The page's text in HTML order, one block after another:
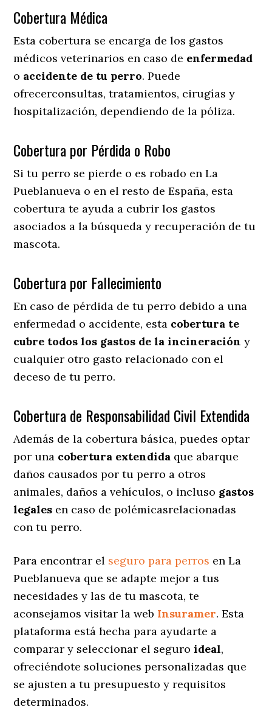
Cobertura Médica
Esta cobertura se encarga de los gastos
médicos veterinarios en caso de enfermedad
o accidente de tu perro. Puede
ofrecerconsultas, tratamientos, cirugías y
hospitalización, dependiendo de la póliza.
Cobertura por Pérdida o Robo
Si tu perro se pierde o es robado en La
Pueblanueva o en el resto de España, esta
cobertura te ayuda a cubrir los gastos
asociados a la búsqueda y recuperación de tu
mascota.
Cobertura por Fallecimiento
En caso de pérdida de tu perro debido a una
enfermedad o accidente, esta cobertura te
cubre todos los gastos de la incineración y
cualquier otro gasto relacionado con el
deceso de tu perro.
Cobertura de Responsabilidad Civil Extendida
Además de la cobertura básica, puedes optar
por una cobertura extendida que abarque
daños causados por tu perro a otros
animales, daños a vehículos, o incluso gastos
legales en caso de polémicasrelacionadas
con tu perro.
Para encontrar el seguro para perros en La
Pueblanueva que se adapte mejor a tus
necesidades y las de tu mascota, te
aconsejamos visitar la web Insuramer. Esta
plataforma está hecha para ayudarte a
comparar y seleccionar el seguroideal,
ofreciéndote soluciones personalizadas que
se ajusten a tu presupuesto y requisitos
determinados.